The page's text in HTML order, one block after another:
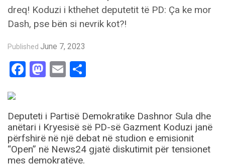
Published June 7, 2023
Facebook
Mastodon
Email
Deputeti i Partisë Demokratike Dashnor Sula dhe
anëtari i Kryesisë së PD-së Gazment Koduzi janë
përfshirë në një debat në studion e emisionit
“Open” në News24 gjatë diskutimit për tensionet
mes demokratëve.